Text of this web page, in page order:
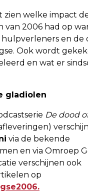
zien welke impact
van 2006 had op
en de
Ook wordt
en wat er
gladiolen
De dood
via de bekende
en via Omroep
verschijnen ook
op